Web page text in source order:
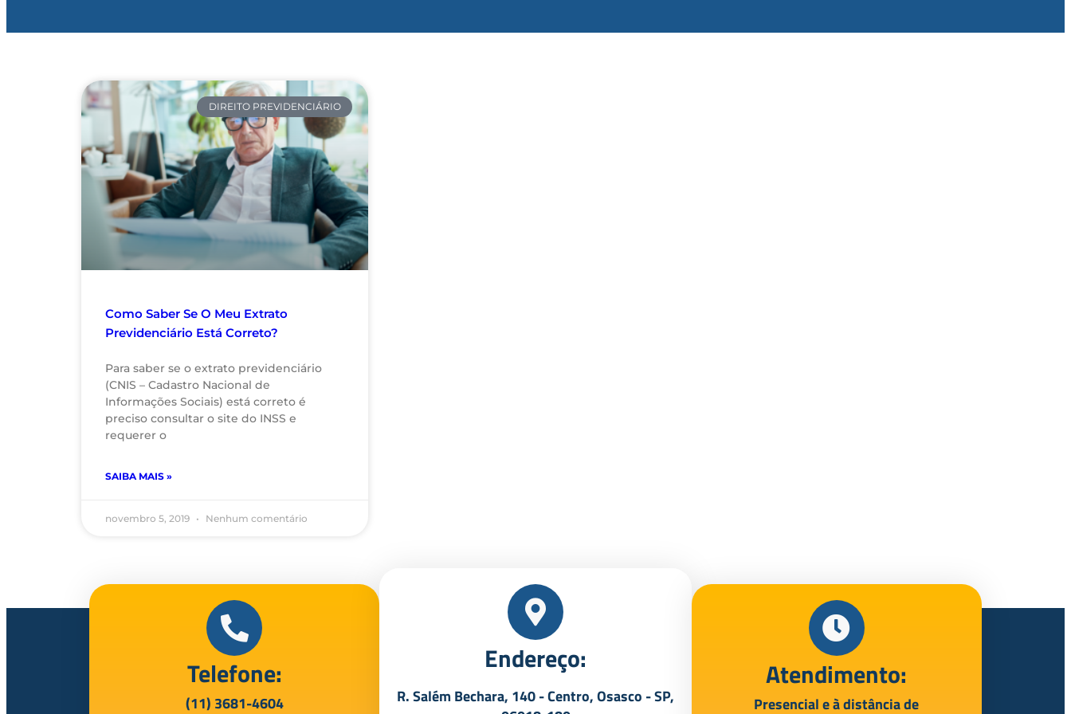
DIREITO PREVIDENCIÁRIO
Como Saber Se O Meu Extrato
Previdenciário Está Correto?
Para saber se o extrato previdenciário
(CNIS – Cadastro Nacional de
Informações Sociais) está correto é
preciso consultar o site do INSS e
requerer o
SAIBA MAIS »
novembro 5, 2019 Nenhum comentário
Telefone:
(11) 3681-4604
Endereço:
R. Salém Bechara, 140 - Centro, Osasco - SP,
Atendimento:
Presencial e à distância de